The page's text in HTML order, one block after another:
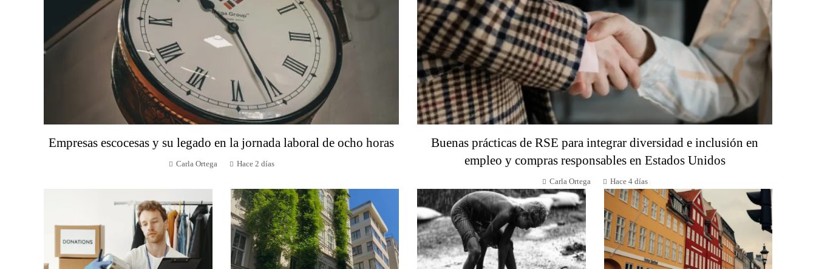
Empresas escocesas y su legado en la jornada laboral de ocho horas
Carla Ortega Hace 2 días
Buenas prácticas de RSE para integrar diversidad e inclusión en
empleo y compras responsables en Estados Unidos
Carla Ortega Hace 4 días